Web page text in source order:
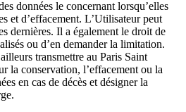
données le concernant lorsqu’elles
et d’effacement. L’Utilisateur peut
dernières. Il a également le droit de
ou d’en demander la limitation.
transmettre au Paris Saint
la conservation, l’effacement ou la
en cas de décès et désigner la